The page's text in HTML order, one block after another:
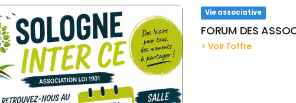
Vie associative
FORUM DES
> Voir l'offre